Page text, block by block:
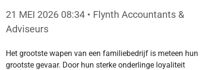
21 MEI 2026 08:34 • Flynth Accountants &
Adviseurs
Het grootste wapen van een familiebedrijf is meteen hun
grootste gevaar. Door hun sterke onderlinge loyaliteit